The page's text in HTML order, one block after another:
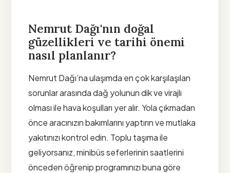
Nemrut Dağı'nın doğal
güzellikleri ve tarihi önemi
nasıl planlanır?
Nemrut Dağı’na ulaşımda en çok karşılaşılan
sorunlar arasında dağ yolunun dik ve virajlı
olması ile hava koşulları yer alır. Yola çıkmadan
önce aracınızın bakımlarını yaptırın ve mutlaka
yakıtınızı kontrol edin. Toplu taşıma ile
geliyorsanız, minibüs seferlerinin saatlerini
önceden öğrenip programınızı buna göre